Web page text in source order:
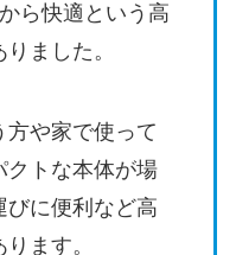
ら快適という高
ました。
や家で使って
クトな本体が場
びに便利など高
ます。